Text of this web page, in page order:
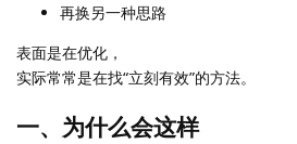
再换另一种思路
表面是在优化，
实际常常是在找“立刻有效”的方法。
一、为什么会这样